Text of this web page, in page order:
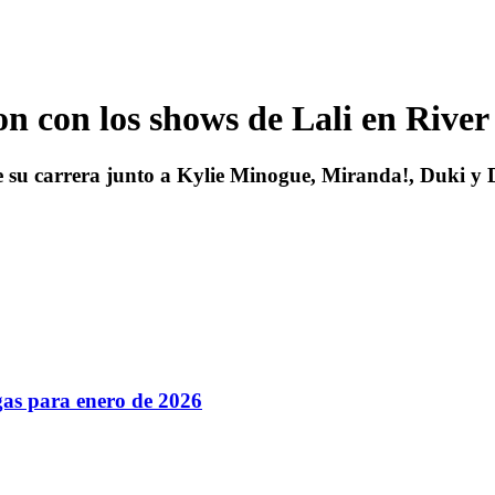
con los shows de Lali en River
su carrera junto a Kylie Minogue, Miranda!, Duki y
para enero de 2026